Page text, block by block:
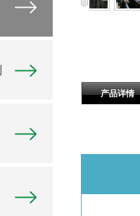
产品详情